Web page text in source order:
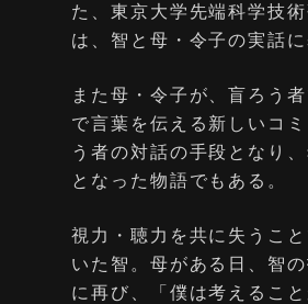
た、東京大学先端科学技
は、智と母・令子の実話
また母・令子が、盲ろう
で言葉を伝える新しいコ
う者の対話の手段となり
となった物語でもある。
視力・聴力を共に失うこ
いた智。母がある日、智
に再び、「僕は考えるこ